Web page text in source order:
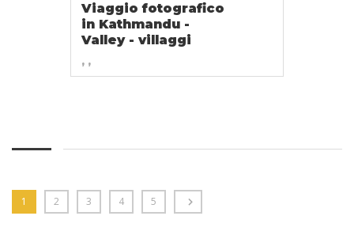
Viaggio fotografico
in Kathmandu -
Valley - villaggi
, ,
1 2 3 4 5